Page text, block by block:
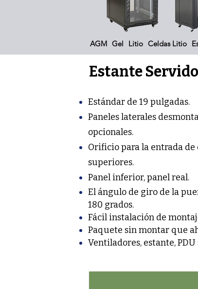
AGM Gel Litio Celdas Litio
Estante
Estándar de 19 pulgadas.
Paneles laterales
opcionales.
Orificio para la entrada de
superiores.
Panel inferior, panel real.
El ángulo de giro de la
180 grados.
Fácil instalación de
Paquete sin montar que
Ventiladores, estante,